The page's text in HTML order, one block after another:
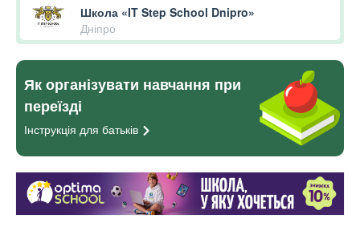
Школа «IT Step School Dnipro»
Дніпро
Як організувати навчання при
переїзді
Інструкція для батьків